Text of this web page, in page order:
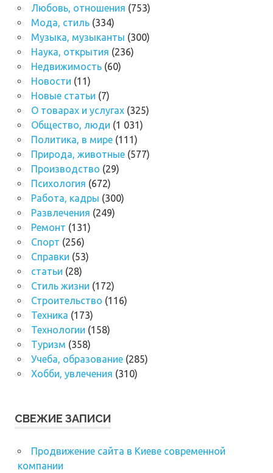
Любовь, отношения (753)
Мода, стиль(334)
Музыка, музыканты (300)
Наука, открытия (236)
Недвижимость(60)
Новости (11)
Новые статьи (7)
О товарах и услугах(325)
Общество, люди (1 031)
Политика, в мире(111)
Природа, животные(577)
Производство (29)
Психология (672)
Работа, кадры (300)
Развлечения (249)
Ремонт (131)
Спорт (256)
Справки (53)
статьи (28)
Стиль жизни (172)
Строительство (116)
Техника (173)
Технологии (158)
Туризм (358)
Учеба, образование(285)
Хобби, увлечения (310)
СВЕЖИЕ ЗАПИСИ
Продвижение сайта в Киеве современной
компании